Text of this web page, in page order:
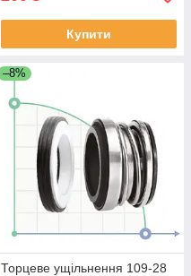
Купити
–8%
Торцеве ущільнення 109-28